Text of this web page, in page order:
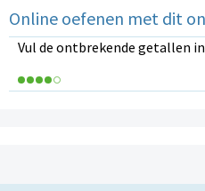
Online oefenen met dit
Vul de ontbrekende getallen